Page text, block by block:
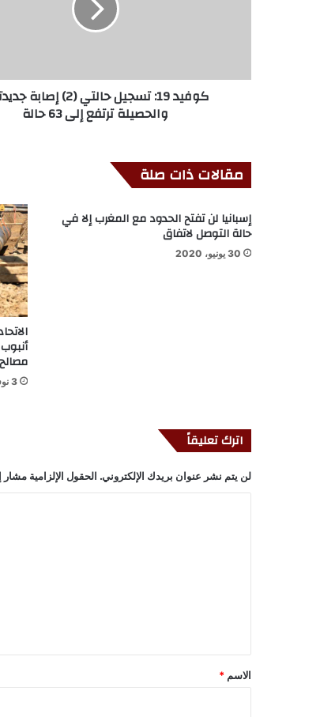
كوفيد 19: تسجيل حالتي (2)
والحصيلة ترتفع إلى 63 حالة
مقالات ذات صلة
إسبانيا لن تفتح الحدود مع المغرب إلا في
حالة التوصل لاتفاق
30 يونيو، 2020
3 نوفمبر، 2021
اترك تعليقاً
لن يتم نشر عنوان بريدك الإلكتروني. الحقول الإلزامية مشار
*
الاسم *